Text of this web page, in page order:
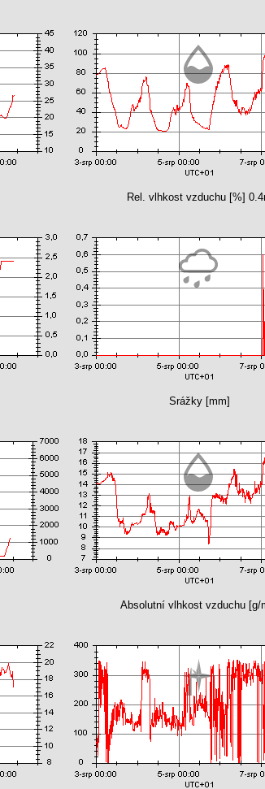
Rel. vlhkost vzduchu [%]
Srážky [mm]
Absolutní vlhkost vzduchu [g/